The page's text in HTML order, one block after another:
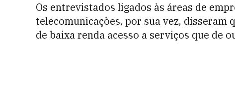
Os entrevistados ligados às áreas de
telecomunicações, por sua vez, disseram
de baixa renda acesso a serviços que de